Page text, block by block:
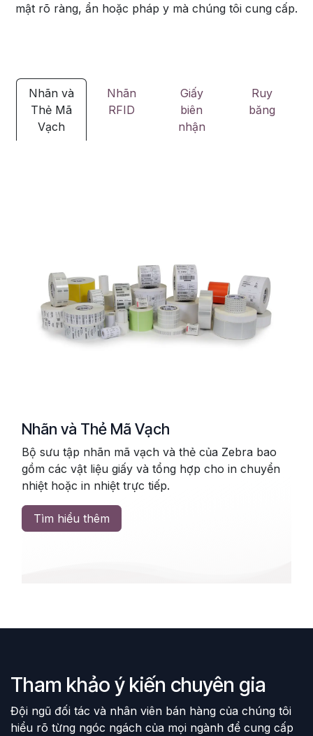
mật rõ ràng, ẩn hoặc pháp y mà chúng tôi cung cấp.
Nhãn và
Thẻ Mã
Vạch
Nhãn
RFID
Giấy
biên
nhận
Ruy
băng
Nhãn và Thẻ Mã Vạch
Bộ sưu tập nhãn mã vạch và thẻ của Zebra bao
gồm các vật liệu giấy và tổng hợp cho in chuyển
nhiệt hoặc in nhiệt trực tiếp.
Tìm hiểu thêm
Tham khảo ý kiến chuyên gia
Đội ngũ đối tác và nhân viên bán hàng của chúng tôi
hiểu rõ từng ngóc ngách của mọi ngành để cung cấp